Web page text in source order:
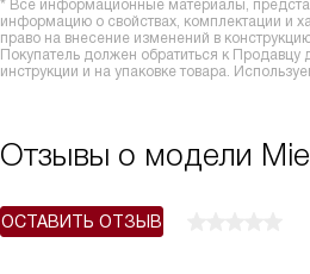
* Все информационные материалы,
информацию о свойствах, комплектации и
право на внесение изменений в
Покупатель должен обратиться к
инструкции и на упаковке товара.
Отзывы о модели
ОСТАВИТЬ ОТЗЫВ